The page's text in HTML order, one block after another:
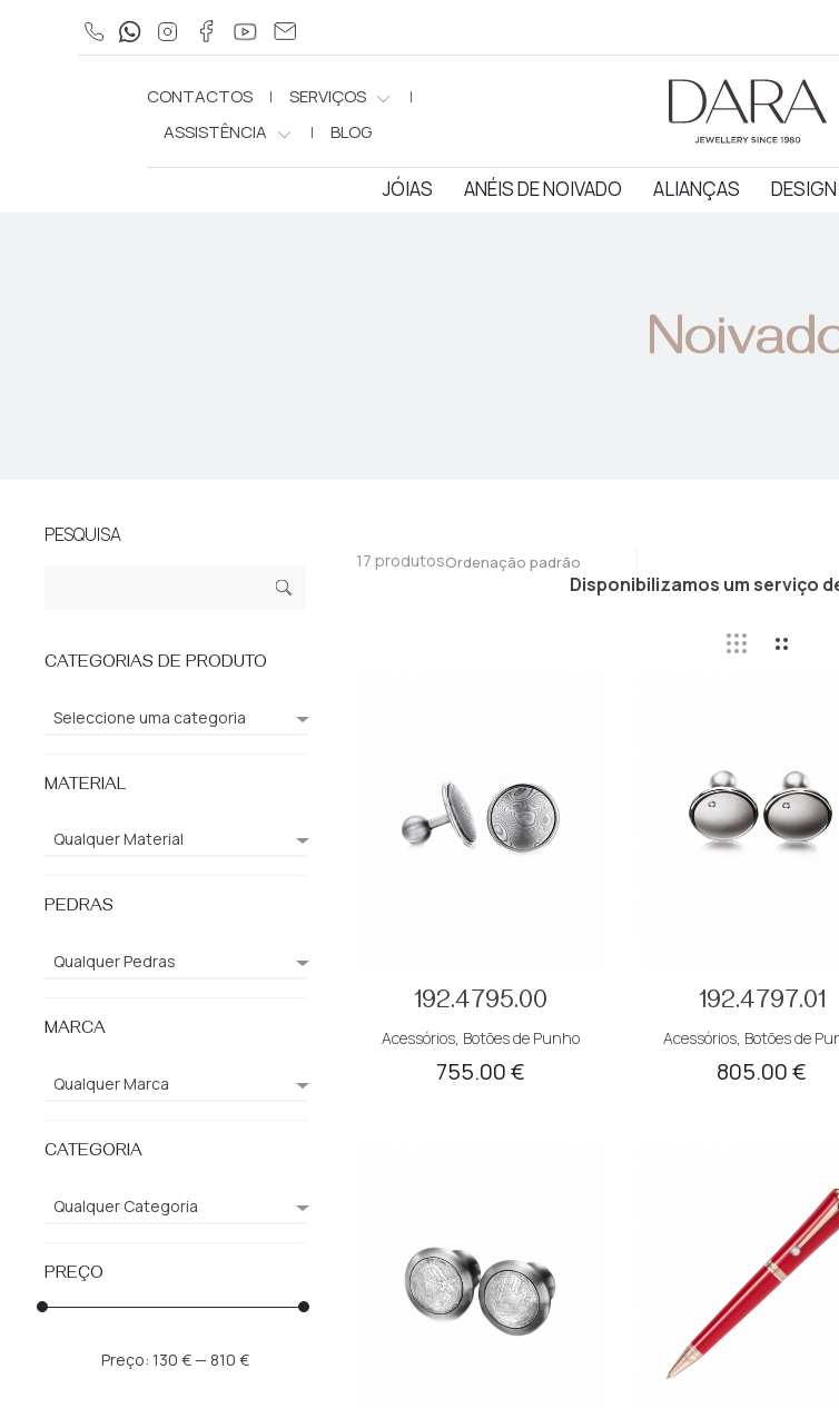
CONTACTOS
SERVIÇOS
ASSISTÊNCIA
BLOG
JÓIAS ANÉIS DE NOIVADO ALIANÇAS
Ordenação padrão
17 produtos
Disponibilizamos um serviço
192.4795.00
Acessórios, Botões de Punho
755.00€
192.4797.01
Acessórios, Botões de
805.00€
PESQUISA
Pesq
CATEGORIAS DE PRODUTO
Seleccione uma categoria
MATERIAL
Qualquer Material
PEDRAS
Qualquer Pedras
MARCA
Qualquer Marca
CATEGORIA
Qualquer Categoria
PREÇO
Preço
Preço
Preço: 130 €— 810 €